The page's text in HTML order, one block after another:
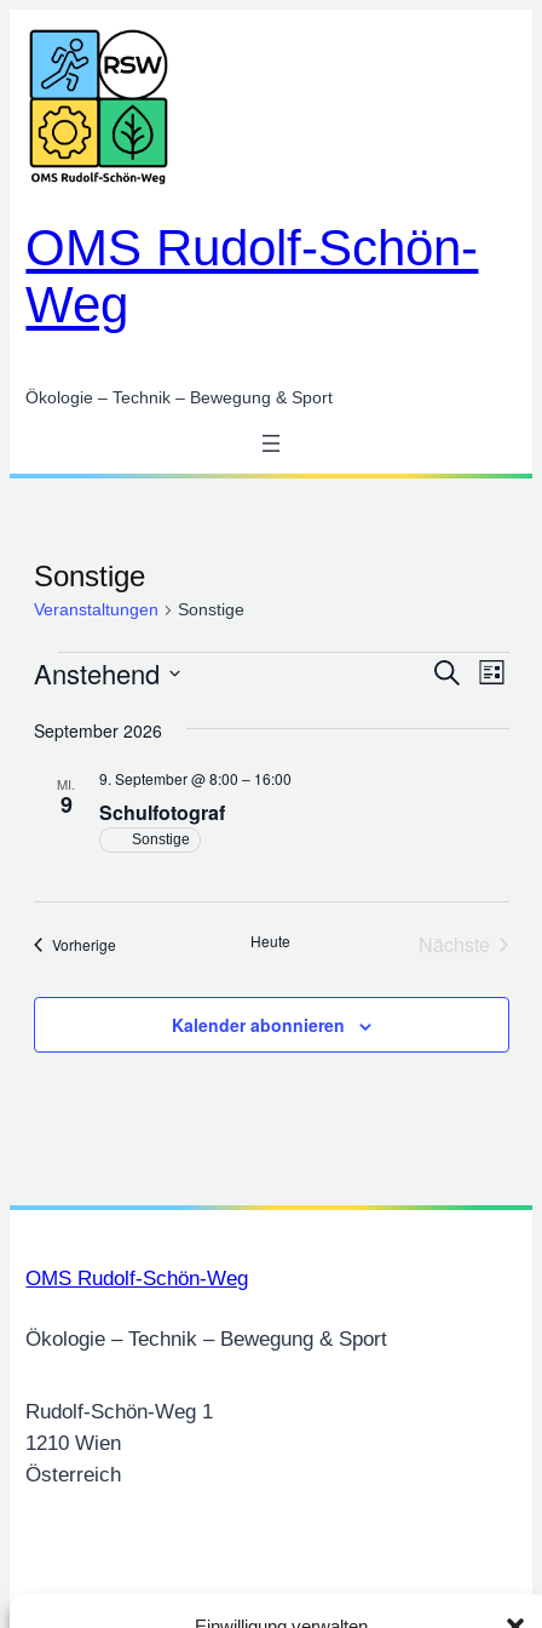
OMS Rudolf-Schön-
Weg
Ökologie – Technik – Bewegung & Sport
Sonstige
Veranstaltungen Sonstige
Veranstaltungen
Suche
Suche
Liste
Anstehend
wählen.
September 2026
MI.
9 Schulfotograf
9. September @ 8:00 – 16:00
Sonstige
VorherigeVeranstaltungen Heute
Nächste
Kalender abonnieren
OMS Rudolf-Schön-Weg
Ökologie – Technik – Bewegung & Sport
Rudolf-Schön-Weg 1
1210 Wien
Österreich